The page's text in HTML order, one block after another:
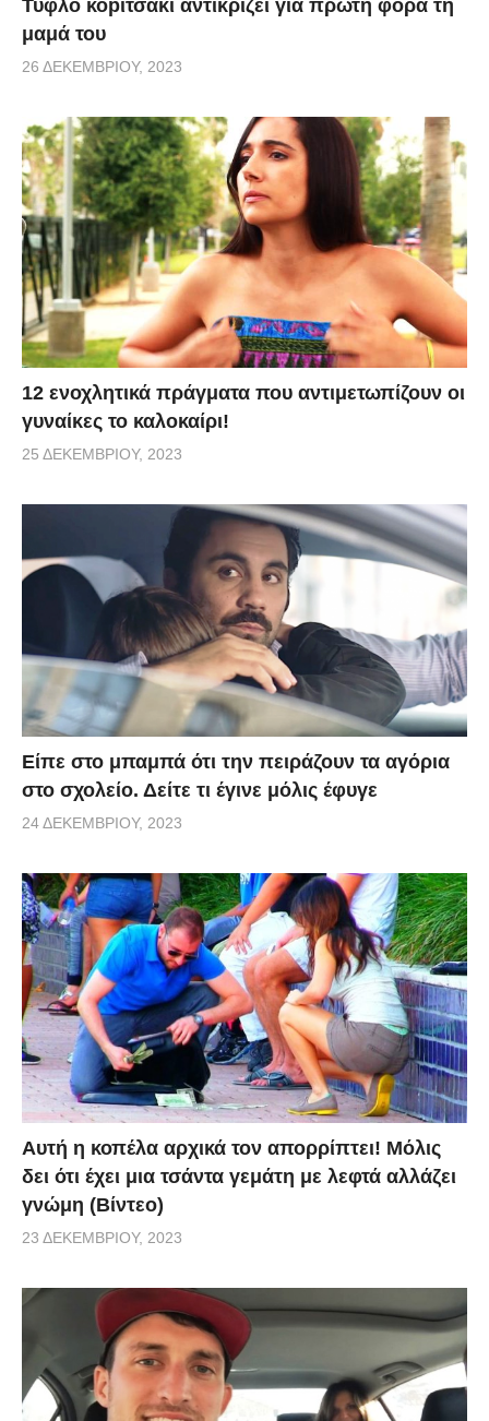
Τυφλό κοpιτσάκι αντικρίζει για πρώτη φορά τη
μαμά του
26 ΔΕΚΕΜΒΡΊΟΥ, 2023
12 ενοχλητικά πράγματα που αντιμετωπίζουν οι
γυναίκες το καλοκαίρι!
25 ΔΕΚΕΜΒΡΊΟΥ, 2023
Είπε στο μπαμπά ότι την πειράζουν τα αγόρια
στο σχολείο. Δείτε τι έγινε μόλις έφυγε
24 ΔΕΚΕΜΒΡΊΟΥ, 2023
Αυτή η κοπέλα αρχικά τον απορρίπτει! Μόλις
δει ότι έχει μια τσάντα γεμάτη με λεφτά αλλάζει
γνώμη (Βίντεο)
23 ΔΕΚΕΜΒΡΊΟΥ, 2023